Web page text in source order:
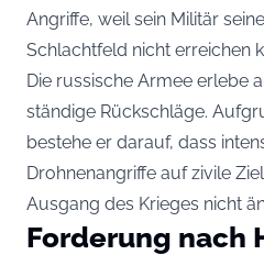
Angriffe, weil sein Militär
Schlachtfeld nicht erreichen
Die russische Armee erlebe
ständige Rückschläge.
bestehe er darauf, dass
Drohnenangriffe auf zivile
Ausgang des Krieges nicht
Forderung nach